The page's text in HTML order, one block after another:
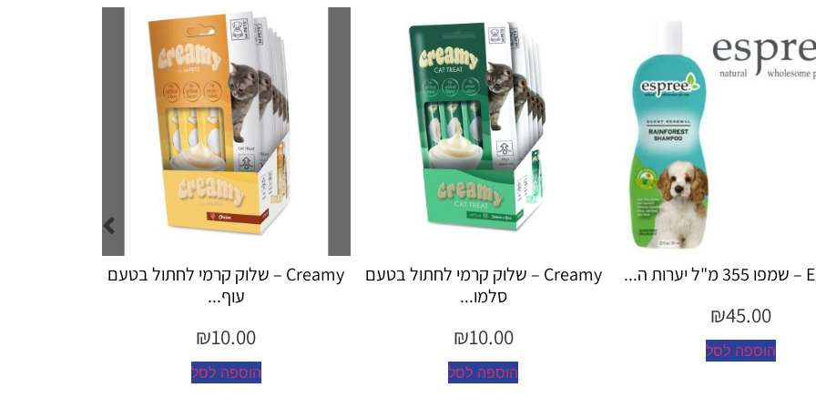
Creamy – שלוק קרמי לחתול בטעם
₪10.00
Creamy – שלוק קרמי לחתול בטעם
עוף...
₪10.00
הוספה לסל
Creamy – שלוק קרמי לחתול לטיפול
כד...
₪10.00
הוספה לסל